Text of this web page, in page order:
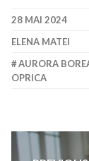
28 MAI 2024
ELENA MATEI
AURORA
OPRICA